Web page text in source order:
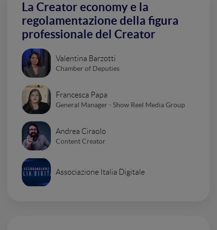
La Creator economy e la
regolamentazione della figura
professionale del Creator
Valentina Barzotti
Chamber of Deputies
Francesca Papa
General Manager - Show Reel Media Group
Andrea Ciraolo
Content Creator
Associazione Italia Digitale